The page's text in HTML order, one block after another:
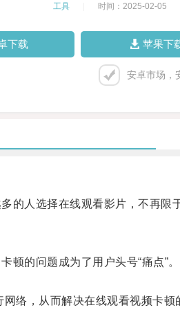
工具 时间：2025-02-05
下载 苹果下
安卓市场，
人选择在线观看影片，不再限
的问题成为了用户头号“痛点”。
，从而解决在线观看视频卡顿